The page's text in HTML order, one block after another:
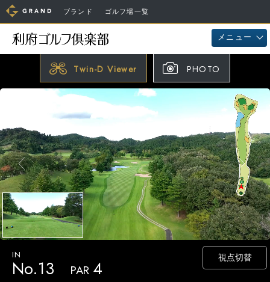
ブランド ゴルフ場一覧
メニュー
Twin-D Viewer PHOTO
視点切替
No.13 PAR 4